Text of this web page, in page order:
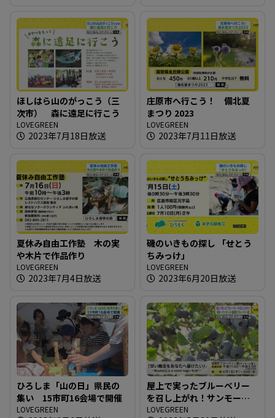
ほしはら山のがっこう（三
次市） 森に遠足に行こう
LOVEGREEN
2023年7月18日放送
庄原市へ行こう！ 備北夏
まつり 2023
LOVEGREEN
2023年7月11日放送
夏休み自由工作塾 木の実
や木片で作品作り
LOVEGREEN
2023年7月4日放送
磯のいきもの探し 「せとう
ちみっけ」
LOVEGREEN
2023年6月20日放送
ひろしま「山の日」県民の
集い 15市町16会場で開催
LOVEGREEN
屋上で実ったブルーベリー
を召し上がれ！サンモール
「紙屋町ブルーベリー園」
LOVEGREEN